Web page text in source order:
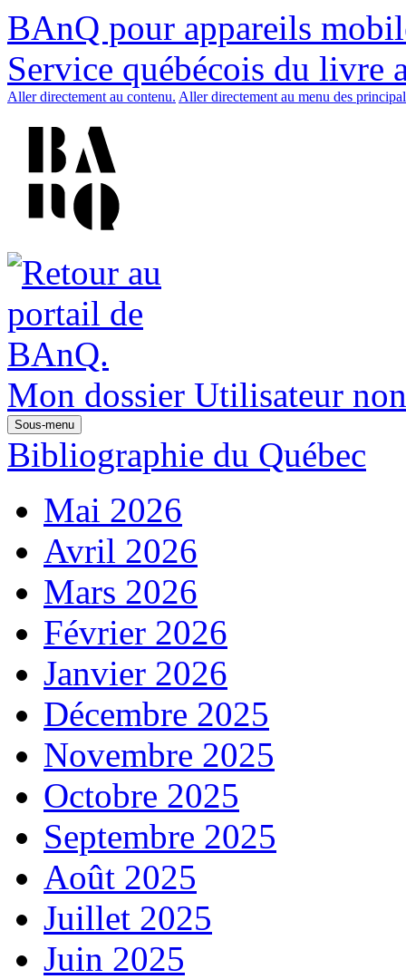
BAnQ pour appareils
Service québécois du livre
Aller directement au contenu. Aller directement au menu des
Mon dossier Utilisateur
Sous-menu
Bibliographie du Québec
Mai 2026
Avril 2026
Mars 2026
Février 2026
Janvier 2026
Décembre 2025
Novembre 2025
Octobre 2025
Septembre 2025
Août 2025
Juillet 2025
Juin 2025